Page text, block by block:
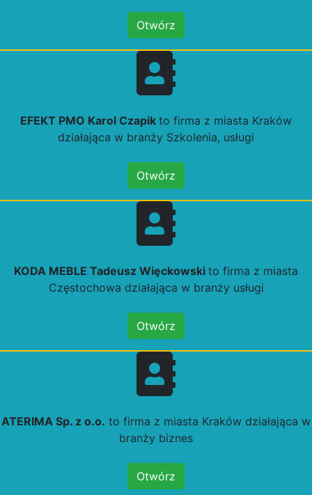
Otwórz
EFEKT PMO Karol Czapik to firma z miasta Kraków
działająca w branży Szkolenia, usługi
Otwórz
KODA MEBLE Tadeusz Więckowski to firma z miasta
Częstochowa działająca w branży usługi
Otwórz
ATERIMA Sp. z o.o. to firma z miasta Kraków działająca w
branży biznes
Otwórz